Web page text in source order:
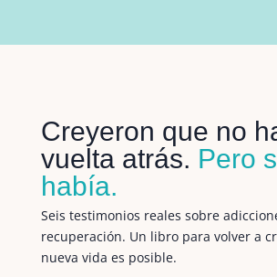
Creyeron que no
vuelta atrás. Pero
había.
Seis testimonios reales sobre
recuperación. Un libro para volver a
nueva vida es posible.